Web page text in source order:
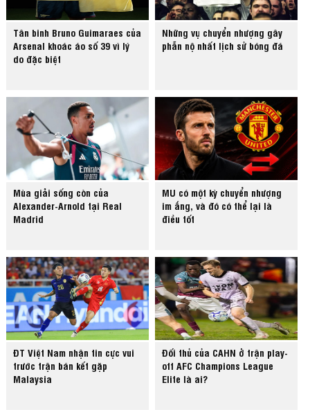
Tân binh Bruno Guimaraes của
Arsenal khoác áo số 39 vì lý
do đặc biệt
Những vụ chuyển nhượng gây
phẫn nộ nhất lịch sử bóng đá
Mùa giải sống còn của
Alexander-Arnold tại Real
Madrid
MU có một kỳ chuyển nhượng
im ắng, và đó có thể lại là
điều tốt
ĐT Việt Nam nhận tin cực vui
trước trận bán kết gặp
Malaysia
Đối thủ của CAHN ở trận play-
off AFC Champions League
Elite là ai?